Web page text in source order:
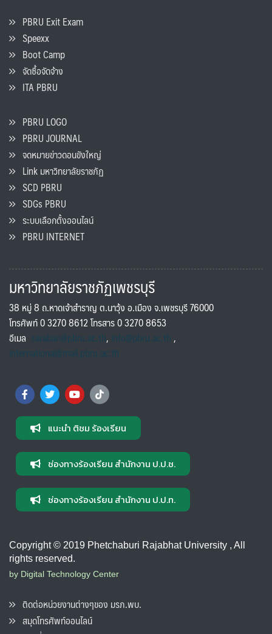
PBRU Exit Exam
Speexx
Boot Camp
จัดซื้อจัดจ้าง
ITA PBRU
PBRU LOGO
PBRU JOURNAL
จดหมายข่าวดอนขังใหญ่
Link มหาวิทยาลัยราชภัฏ
SCD PBRU
SDGs PBRU
ระบบเลือกตั้งออนไลน์
PBRU INTERNET
มหาวิทยาลัยราชภัฏเพชรบุรี
38 หมู่ 8 ถ.หาดเจ้าสำราญ ต.นาวุ้ง อ.เมือง จ.เพชรบุรี 76000
โทรศัพท์ 0 3270 8612 โทรสาร 0 3270 8653
อีเมล saraban@pbru.ac.th, info@pbru.ac.th,
international@mail.pbru.ac.th
แนะนำ ติชม ร้องเรียน
ช่องทางร้องเรียน สำนักงาน ป.ป.ช.
ช่องทางร้องเรียน สำนักงาน ป.ป.ท.
Copyright © 2019 Phetchaburi Rajabhat University , All
rights reserved.
by Digital Technology Center
ติดต่อหน่วยงานต่างๆของ มรภ.พบ.
สมุดโทรศัพท์ออนไลน์